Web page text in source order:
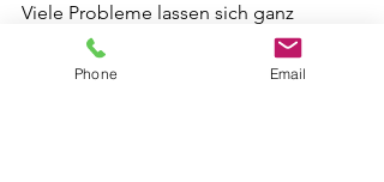
Viele Probleme lassen sich ganz
unkompliziert lösen, wenn man früh
hinschaut.
Phone Email